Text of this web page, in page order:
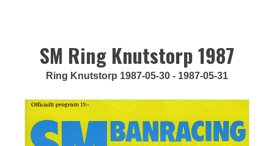
SM Ring Knutstorp 1987
Ring Knutstorp 1987-05-30 - 1987-05-31